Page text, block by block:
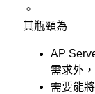
。
其瓶頸為
AP
需求外
需要能